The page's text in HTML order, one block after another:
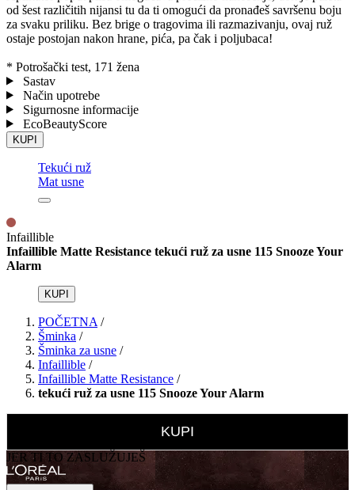
od šest različitih nijansi tu da ti omogući da pronađeš savršenu boju
za svaku priliku. Bez brige o tragovima ili razmazivanju, ovaj ruž
ostaje postojan nakon hrane, pića, pa čak i poljubaca!
* Potrošački test, 171 žena
Sastav
Način upotrebe
Sigurnosne informacije
EcoBeautyScore
KUPI
Tekući ruž
Mat usne
Infaillible
Infaillible Matte Resistance tekući ruž za usne 115 Snooze Your
Alarm
KUPI
POČETNA /
Šminka /
Šminka za usne /
Infaillible /
Infaillible Matte Resistance /
tekući ruž za usne 115 Snooze Your Alarm
KUPI
JER TI TO ZASLUŽUJEŠ